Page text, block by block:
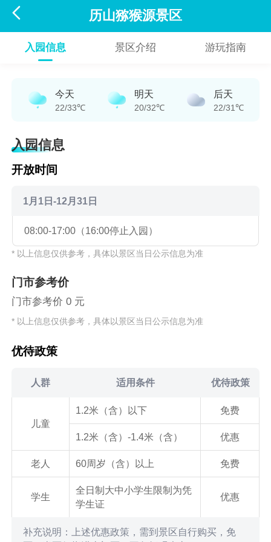
 历山猕猴源景区
入园信息 景区介绍 游玩指南
今天
22/33℃
明天
20/32℃
后天
22/31℃
入园信息
开放时间
1月1日-12月31日
08:00-17:00（16:00停止入园）
* 以上信息仅供参考，具体以景区当日公示信息为准
门市参考价
门市参考价 0 元
* 以上信息仅供参考，具体以景区当日公示信息为准
优待政策
人群 适用条件 优待政策
儿童
1.2米（含）以下 免费
1.2米（含）-1.4米（含） 优惠
老人 60周岁（含）以上 免费
学生
全日制大中小学生限制为凭
学生证
优惠
补充说明：上述优惠政策，需到景区自行购买，免